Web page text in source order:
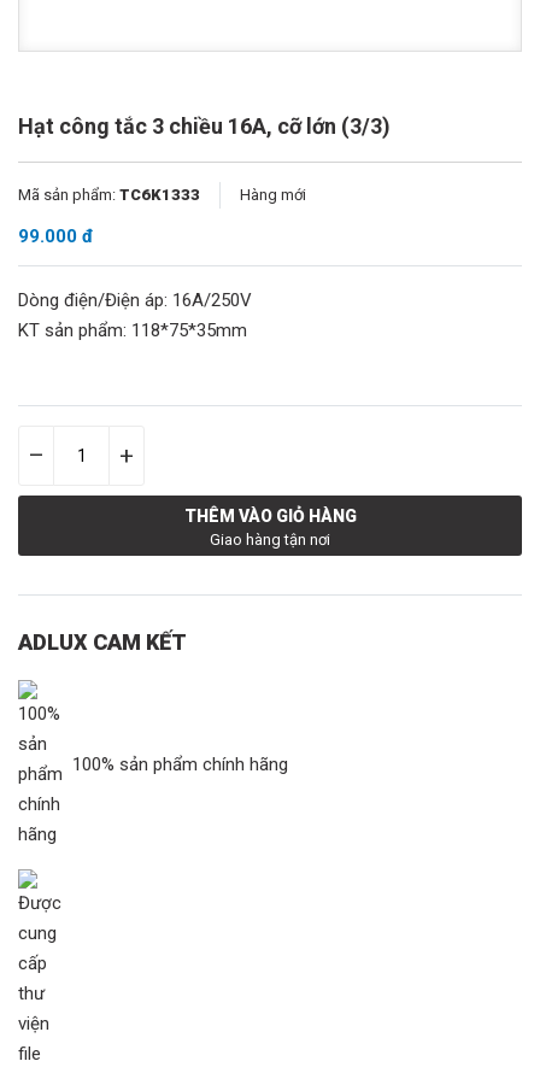
Hạt công tắc 3 chiều 16A, cỡ lớn (3/3)
Mã sản phẩm: TC6K1333 Hàng mới
99.000 đ
Dòng điện/Điện áp: 16A/250V
KT sản phẩm: 118*75*35mm
– +
THÊM VÀO GIỎ HÀNG
Giao hàng tận nơi
ADLUX CAM KẾT
100% sản phẩm chính hãng